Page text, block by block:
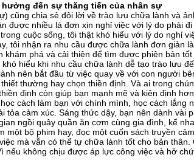
đến sự thăng tiến của nhân sự
cũng chia sẻ đôi lời về trào lưu chữa lành và
được nhiều lá đơn xin nghỉ việc với lý do phải
cuộc sống, tôi thật khó hiểu với lý do nghỉ
tôi nhận ra nhu cầu được chữa lành đơn
khám phá và cải thiện để tìm được phiên bản
hiểu khi nhu cầu chữa lành dễ tạo trào lưu
nên bắt đầu từ việc quay về với con người
thường hay chọn thiền định. Và ai trong
định còn giúp bạn mạnh mẽ và kiên định
cách làm bạn với chính mình, học cách
tỏa cảm xúc. Sáng thức dậy, bạn nên dành
ngồi quây quần ăn cơm cùng gia đình, kể
một bộ phim hay, đọc một cuốn sách truyền
mà vẫn có thể tự chữa lành tốt cho bản
nếu không chịu được áp lực công việc và hở